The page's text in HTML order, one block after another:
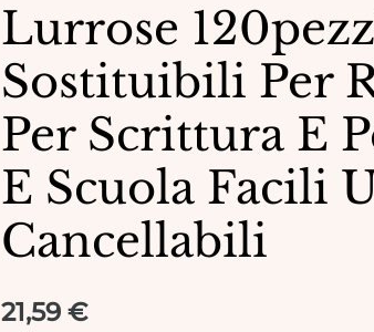
Lurrose
Sostituibili Per
Per Scrittura E
E Scuola Facili
Cancellabili
21,59 €